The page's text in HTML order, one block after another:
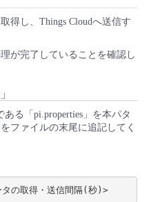
得し、Things Cloudへ送信す
が完了していることを確認し
る「pi.properties」を本パタ
ファイルの末尾に追記してく
sendinterval3 = <温湿度データの取得・送信間隔(秒)>